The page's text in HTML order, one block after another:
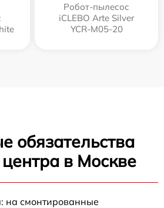
Робот-пылесос
iCLEBO Arte Silver
YCR-M05-20
обязательства
в Москве
на смонтированные